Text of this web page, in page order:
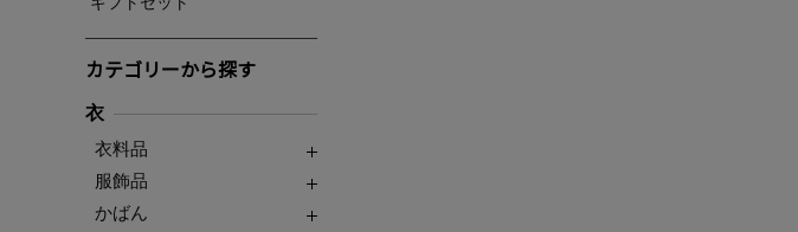
カテゴリーから探す
衣
衣料品
服飾品
かばん